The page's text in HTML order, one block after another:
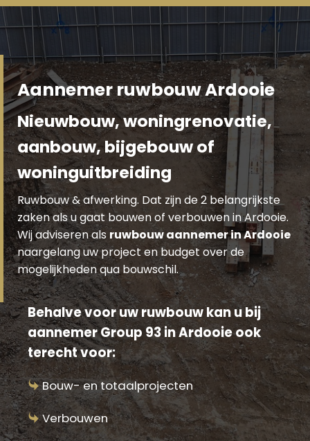
Aannemer ruwbouw Ardooie
Nieuwbouw, woningrenovatie,
aanbouw, bijgebouw of
woninguitbreiding
Ruwbouw & afwerking. Dat zijn de 2 belangrijkste
zaken als u gaat bouwen of verbouwen in Ardooie.
Wij adviseren als ruwbouw aannemer in Ardooie
naargelang uw project en budget over de
mogelijkheden qua bouwschil.
Behalve voor uw ruwbouw kan u bij
aannemer Group 93 in Ardooie ook
terecht voor:
Bouw- en totaalprojecten
Verbouwen